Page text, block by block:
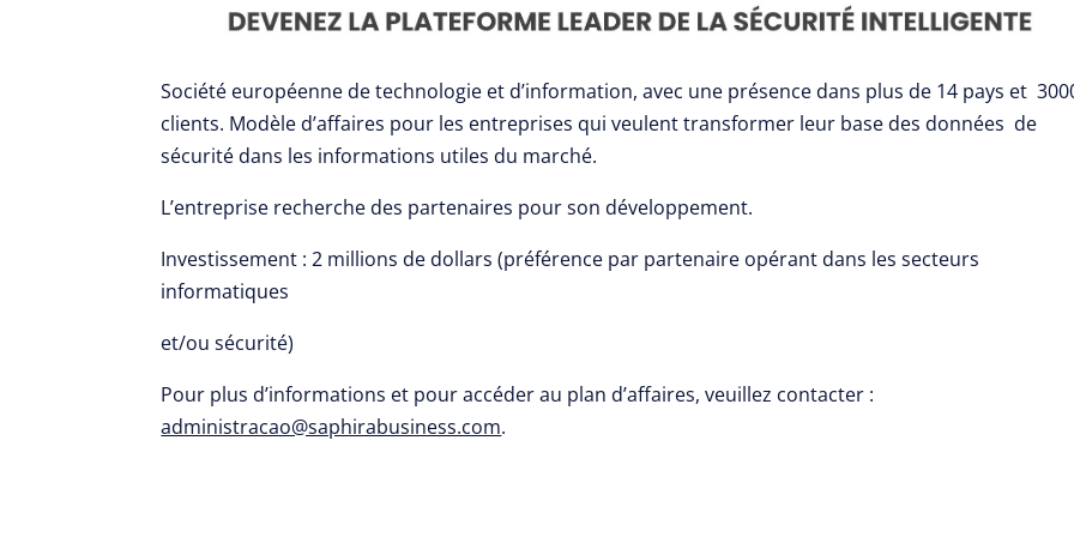
Société européenne de technologie et d’information, avec une présence dans plus de 14 pays et
clients. Modèle d’affaires pour les entreprises qui veulent transformer leur base des données de
sécurité dans les informations utiles du marché.
L’entreprise recherche des partenaires pour son développement.
Investissement : 2 millions de dollars (préférence par partenaire opérant dans les secteurs
informatiques
et/ou sécurité)
Pour plus d’informations et pour accéder au plan d’affaires, veuillez contacter :
administracao@saphirabusiness.com.